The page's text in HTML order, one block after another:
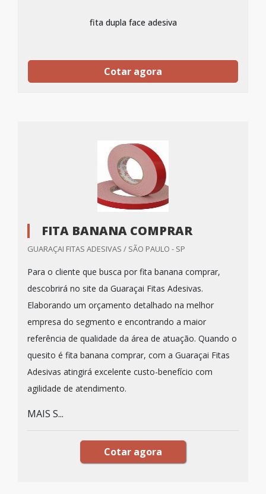
fita dupla face adesiva
Cotar agora
FITA BANANA COMPRAR
GUARAÇAI FITAS ADESIVAS / SÃO PAULO - SP
Para o cliente que busca por fita banana comprar,
descobrirá no site da Guaraçai Fitas Adesivas.
Elaborando um orçamento detalhado na melhor
empresa do segmento e encontrando a maior
referência de qualidade da área de atuação. Quando o
quesito é fita banana comprar, com a Guaraçai Fitas
Adesivas atingirá excelente custo-benefício com
agilidade de atendimento.
MAIS S...
Cotar agora